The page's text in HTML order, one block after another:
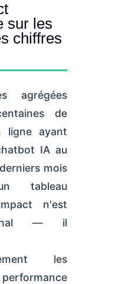
sur les
chiffres
agrégées
de
ligne ayant
IA au
mois
tableau
n'est
— il
les